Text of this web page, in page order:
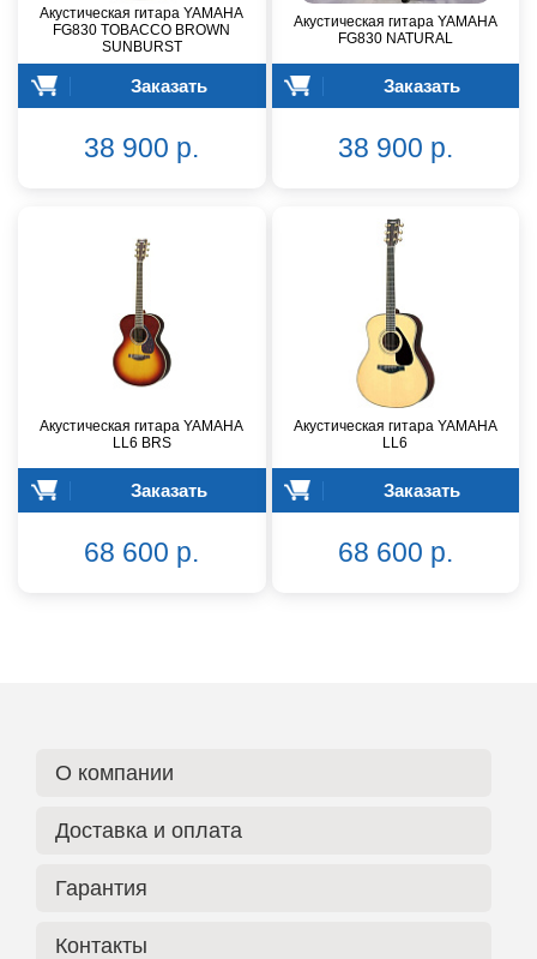
Акустическая гитара YAMAHA
FG830 TOBACCO BROWN
SUNBURST
Заказать
38 900 р.
Акустическая гитара YAMAHA
FG830 NATURAL
Заказать
38 900 р.
Акустическая гитара YAMAHA
LL6 BRS
Заказать
68 600 р.
Акустическая гитара YAMAHA
LL6
Заказать
68 600 р.
О компании
Доставка и оплата
Гарантия
Контакты